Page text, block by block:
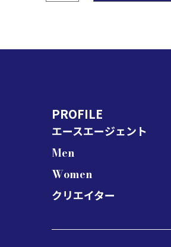
PROFILE
エースエージェント
Men
Women
クリエイター